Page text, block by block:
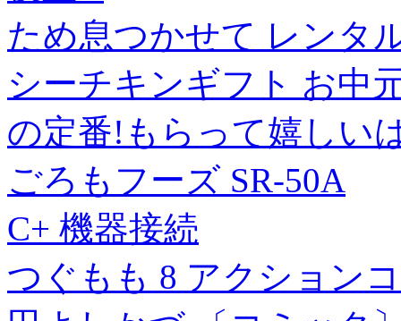
ため息つかせて レンタ
シーチキンギフト お中
の定番!もらって嬉しい
ごろもフーズ SR-50A
C+ 機器接続
つぐもも 8 アクション